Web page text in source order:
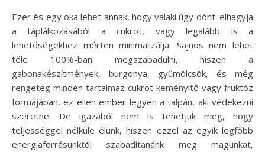
Ezer és egy oka lehet annak, hogy valaki úgy dönt: elhagyja
a táplálkozásából a cukrot, vagy legalább is a
lehetőségekhez mérten minimalizálja. Sajnos nem lehet
tőle 100%-ban megszabadulni, hiszen a
gabonakészítmények, burgonya, gyümölcsök, és még
rengeteg minden tartalmaz cukrot keményítő vagy fruktóz
formájában, ez ellen ember legyen a talpán, aki védekezni
szeretne. De igazából nem is tehetjük meg, hogy
teljességgel nélküle élünk, hiszen ezzel az egyik legfőbb
energiaforrásunktól szabadítanánk meg magunkat,